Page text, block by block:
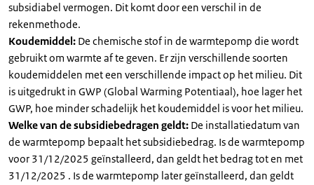
subsidiabel vermogen. Dit komt door een verschil in de
rekenmethode.
Koudemiddel: De chemische stof in de warmtepomp die wordt
gebruikt om warmte af te geven. Er zijn verschillende soorten
koudemiddelen met een verschillende impact op het milieu. Dit
is uitgedrukt in GWP (Global Warming Potentiaal), hoe lager het
GWP, hoe minder schadelijk het koudemiddel is voor het milieu.
Welke van de subsidiebedragen geldt: De installatiedatum van
de warmtepomp bepaalt het subsidiebedrag. Is de warmtepomp
voor 31/12/2025 geïnstalleerd, dan geldt het bedrag tot en met
31/12/2025 . Is de warmtepomp later geïnstalleerd, dan geldt